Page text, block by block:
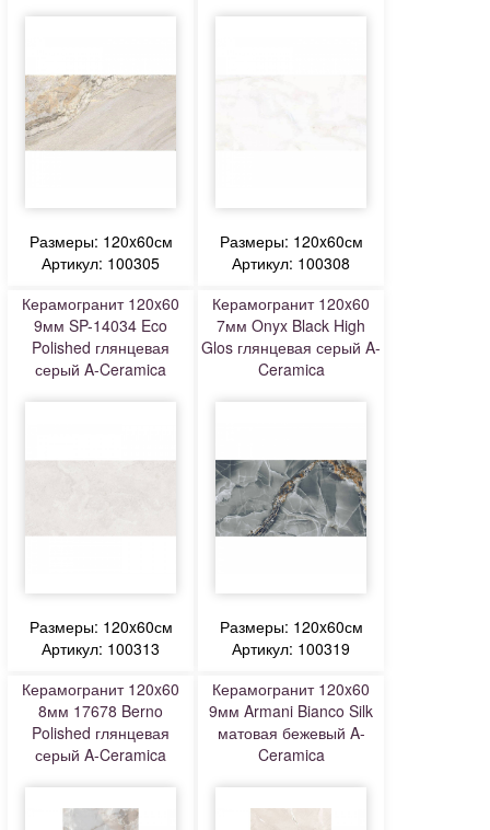
Размеры: 120x60см
Артикул: 100305
Размеры: 120x60см
Артикул: 100308
Керамогранит 120x60
9мм SP-14034 Eco
Polished глянцевая
серый A-Ceramica
Размеры: 120x60см
Артикул: 100313
Керамогранит 120x60
7мм Onyx Black High
Glos глянцевая серый A-
Ceramica
Размеры: 120x60см
Артикул: 100319
Керамогранит 120x60
8мм 17678 Berno
Polished глянцевая
серый A-Ceramica
Керамогранит 120x60
9мм Armani Bianco Silk
матовая бежевый A-
Ceramica